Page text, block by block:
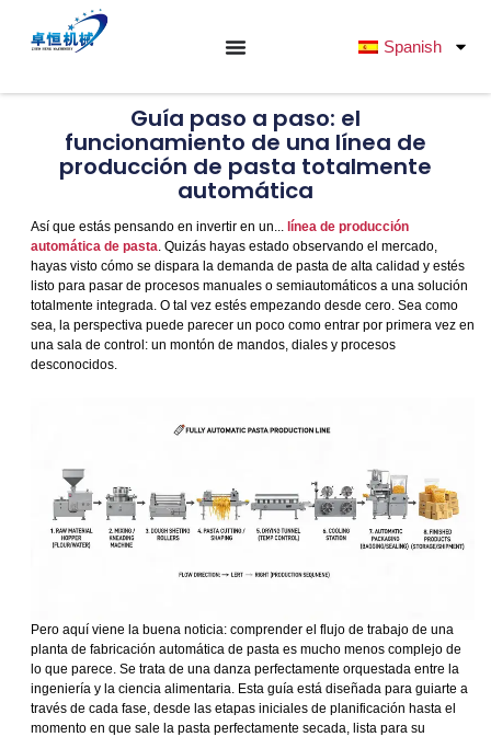
Spanish
Guía paso a paso: el
funcionamiento de una línea de
producción de pasta totalmente
automática
Así que estás pensando en invertir en un... línea de producción
automática de pasta. Quizás hayas estado observando el mercado,
hayas visto cómo se dispara la demanda de pasta de alta calidad y estés
listo para pasar de procesos manuales o semiautomáticos a una solución
totalmente integrada. O tal vez estés empezando desde cero. Sea como
sea, la perspectiva puede parecer un poco como entrar por primera vez en
una sala de control: un montón de mandos, diales y procesos
desconocidos.
Pero aquí viene la buena noticia: comprender el flujo de trabajo de una
planta de fabricación automática de pasta es mucho menos complejo de
lo que parece. Se trata de una danza perfectamente orquestada entre la
ingeniería y la ciencia alimentaria. Esta guía está diseñada para guiarte a
través de cada fase, desde las etapas iniciales de planificación hasta el
momento en que sale la pasta perfectamente secada, lista para su